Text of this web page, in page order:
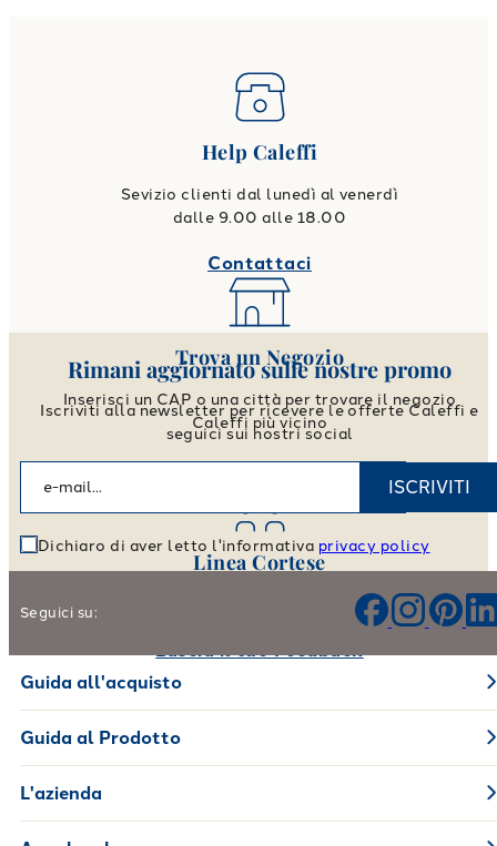
Help Caleffi
Sevizio clienti dal lunedì al venerdì
dalle 9.00 alle 18.00
Contattaci
Trova un Negozio
Inserisci un CAP o una città per trovare il negozio
Caleffi più vicino
Vai allo store locator
Linea Cortese
Aiutaci a migliorare i nostri prodotti e il nostro servizio
Rimani aggiornato sulle nostre promo
Iscriviti alla newsletter per ricevere le offerte Caleffi e
seguici sui nostri social
ISCRIVITI
Dichiaro di aver letto l'informativa privacy policy
Seguici su:
Guida all'acquisto
Guida al Prodotto
L'azienda